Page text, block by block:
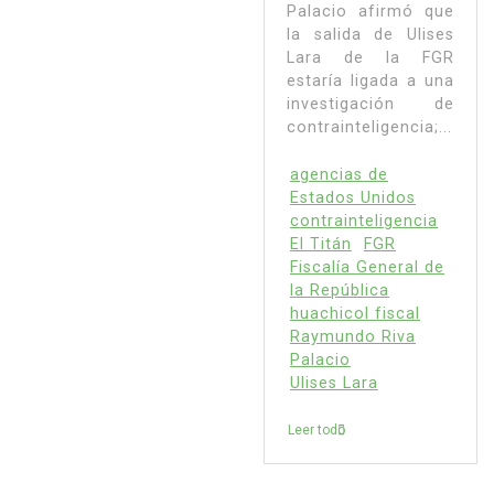
Palacio afirmó que
la salida de Ulises
Lara de la FGR
estaría ligada a una
investigación de
contrainteligencia;...
agencias de
Estados Unidos
contrainteligencia
El Titán
FGR
Fiscalía General de
la República
huachicol fiscal
Raymundo Riva
Palacio
Ulises Lara
Leer todo